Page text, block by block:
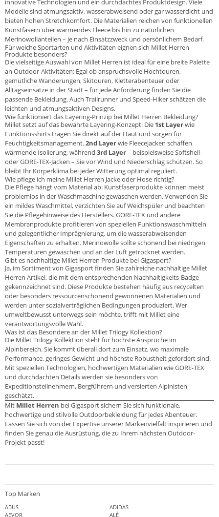
innovative Technologien und ein durchdachtes Produktdesign. Viele
Modelle sind atmungsaktiv, wasserabweisend oder gar wasserdicht und
bieten hohen Stretchkomfort. Die Materialien reichen von funktionellen
Kunstfasern über wärmendes Fleece bis hin zu natürlichen
Merinowollanteilen – je nach Einsatzzweck und persönlichem Bedarf.
Für welche Sportarten und Aktivitäten eignen sich Millet Herren
Produkte besonders?
Die vielseitige Auswahl von Millet Herren ist ideal für eine breite Palette
an Outdoor-Aktivitäten: Egal ob anspruchsvolle Hochtouren,
gemütliche Wanderungen, Skitouren, Kletterabenteuer oder
Alltagseinsätze in der Stadt – für jede Anforderung finden Sie die
passende Bekleidung. Auch Trailrunner und Speed-Hiker schätzen die
leichten und atmungsaktiven Designs.
Wie funktioniert das Layering-Prinzip bei Millet Herren Bekleidung?
Millet setzt auf das bewährte Layering-Konzept: Die 1st Layerwie
Funktionsshirts tragen Sie direkt auf der Haut und sorgen für
Feuchtigkeitsmanagement.2nd Layerwie Fleecejacken schaffen
wärmende Isolierung, während 3rd Layer– beispielsweise Softshell-
oder GORE-TEX-Jacken – Sie vor Wind und Niederschlag schützen. So
bleibt Ihr Körperklima bei jeder Witterung optimal reguliert.
Wie pflege ich meine Millet Herren Jacke oder Hose richtig?
Die Pflege hängt vom Material ab: Kunstfaserprodukte können meist
problemlos in der Waschmaschine gewaschen werden. Verwenden Sie
ein mildes Waschmittel, verzichten Sie auf Weichspüler und beachten
Sie die Pflegehinweise des Herstellers. GORE-TEX und andere
Membranprodukte profitieren von speziellen Funktionswaschmitteln
und gelegentlicher Imprägnierung, um die wasserabweisenden
Eigenschaften zu erhalten. Merinowolle sollte schonend bei niedrigen
Temperaturen gewaschen und an der Luft getrocknet werden.
Gibt es nachhaltige Millet Herren Produkte bei Gigasport?
Ja, im Sortiment von Gigasport finden Sie zahlreiche nachhaltige Millet
Herren Artikel, die mit dem entsprechenden Nachhaltigkeits-Badge
gekennzeichnet sind. Diese Produkte bestehen häufig aus recycelten
oder besonders ressourcenschonend gewonnenen Materialien und
werden unter sozialverträglichen Bedingungen produziert. Wer
umweltbewusst unterwegs sein möchte, trifft mit Millet eine
verantwortungsvolle Wahl.
Was ist das Besondere an der Millet Trilogy Kollektion?
Die Millet Trilogy Kollektion steht für höchste Ansprüche im
Alpinbereich. Sie kommt überall dort zum Einsatz, wo maximale
Performance, geringes Gewicht und höchste Robustheit gefordert sind.
Mit speziellen Technologien, hochwertigen Materialien wie GORE-TEX
und durchdachten Details werden sie besonders von
Expeditionsteilnehmern, Bergführern und versierten Alpinisten
geschätzt.
Mit Millet Herren bei Gigasport sichern Sie sich funktionale,
hochwertige und stilvolle Outdoorbekleidung für jedes Abenteuer.
Lassen Sie sich von der Expertise unserer Markenvielfalt inspirieren und
finden Sie genau die Ausrüstung, die zu Ihrem nächsten Outdoor-
Projekt passt!
Top Marken
ABUS
ADIDAS
AEVOR
ALÉ